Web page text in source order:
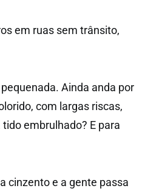
em ruas sem trânsito,
Ainda anda por
com largas riscas,
embrulhado? E para
cinzento e a gente passa